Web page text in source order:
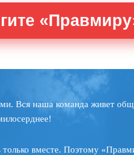
Вся наша команда живет
вместе. Поэтому